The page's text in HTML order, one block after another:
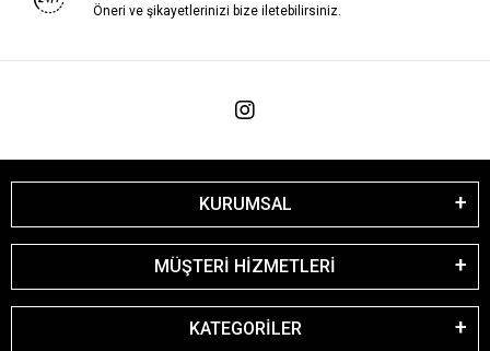
Öneri ve şikayetlerinizi bize iletebilirsiniz.
KURUMSAL
MÜŞTERİ HİZMETLERİ
KATEGORİLER